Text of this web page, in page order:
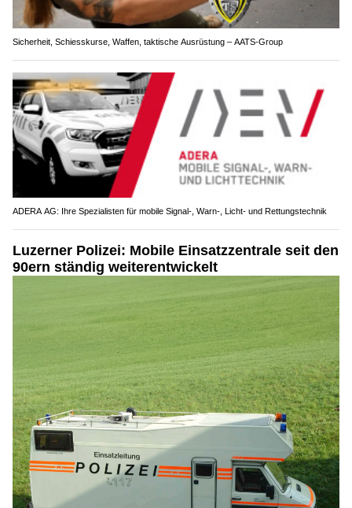
Sicherheit, Schiesskurse, Waffen, taktische Ausrüstung – AATS-Group
ADERA AG: Ihre Spezialisten für mobile Signal-, Warn-, Licht- und Rettungstechnik
Luzerner Polizei: Mobile Einsatzzentrale seit den
90ern ständig weiterentwickelt